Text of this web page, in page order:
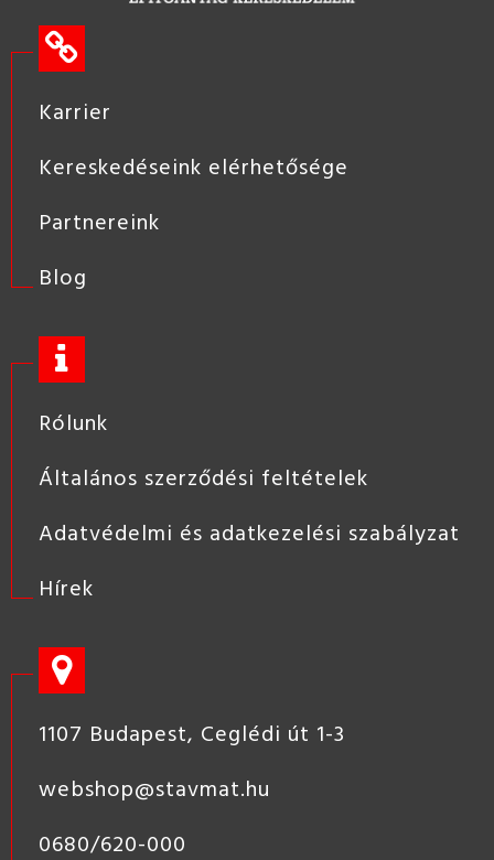
Karrier
Kereskedéseink elérhetősége
Partnereink
Blog
Rólunk
Általános szerződési feltételek
Adatvédelmi és adatkezelési szabályzat
Hírek
1107 Budapest, Ceglédi út 1-3
webshop@stavmat.hu
0680/620-000